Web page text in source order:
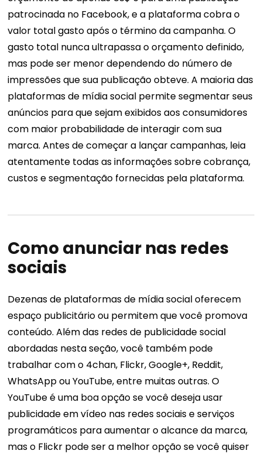
patrocinada no Facebook, e a plataforma cobra o
valor total gasto após o término da campanha. O
gasto total nunca ultrapassa o orçamento definido,
mas pode ser menor dependendo do número de
impressões que sua publicação obteve. A maioria das
plataformas de mídia social permite segmentar seus
anúncios para que sejam exibidos aos consumidores
com maior probabilidade de interagir com sua
marca. Antes de começar a lançar campanhas, leia
atentamente todas as informações sobre cobrança,
custos e segmentação fornecidas pela plataforma.
Como anunciar nas redes
sociais
Dezenas de plataformas de mídia social oferecem
espaço publicitário ou permitem que você promova
conteúdo. Além das redes de publicidade social
abordadas nesta seção, você também pode
trabalhar com o 4chan, Flickr, Google+, Reddit,
WhatsApp ou YouTube, entre muitas outras. O
YouTube é uma boa opção se você deseja usar
publicidade em vídeo nas redes sociais e serviços
programáticos para aumentar o alcance da marca,
mas o Flickr pode ser a melhor opção se você quiser